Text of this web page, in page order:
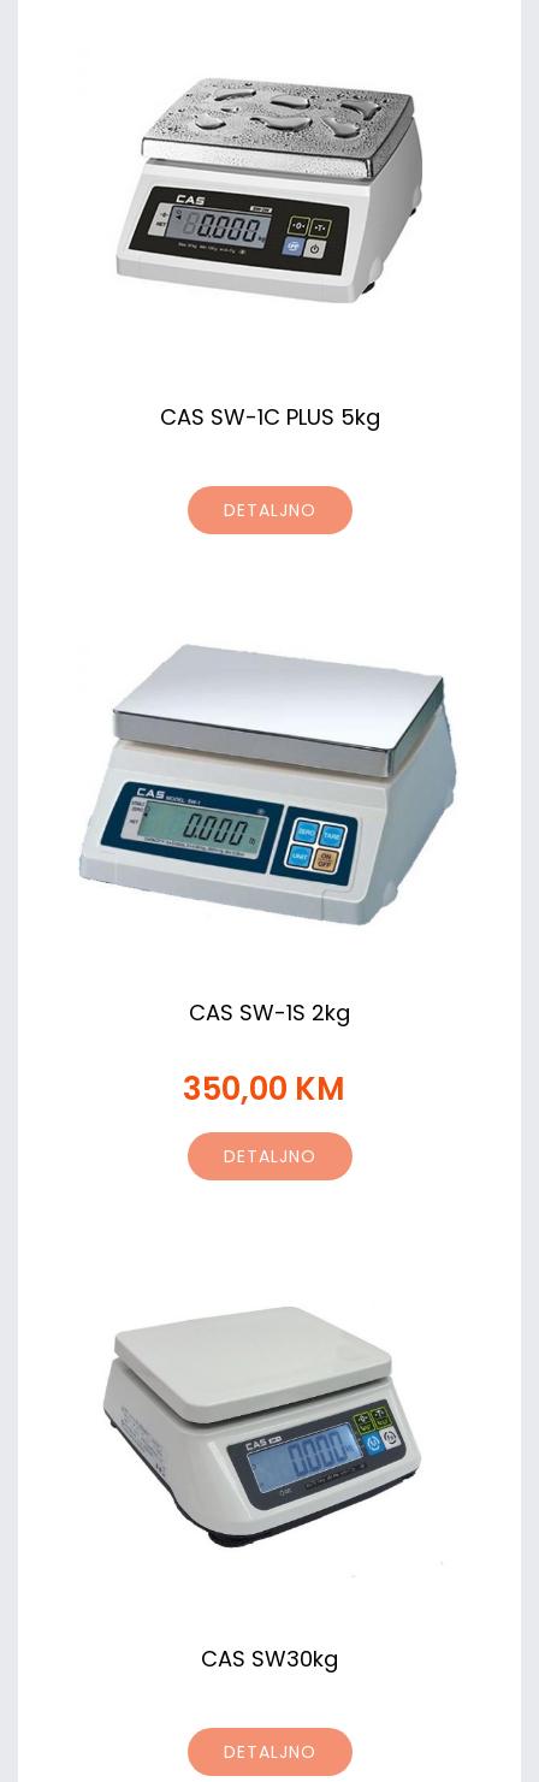
CAS SW-1C PLUS 5kg
DETALJNO
CAS SW-1S 2kg
350,00 KM
DETALJNO
CAS SW30kg
DETALJNO